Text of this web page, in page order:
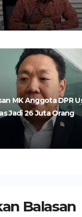
MK Anggota DPR
Jadi 26 Juta Orang
Balasan